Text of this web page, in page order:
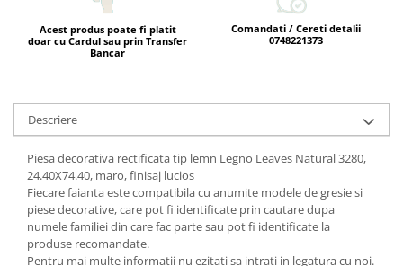
Acest produs poate fi platit
doar cu Cardul sau prin Transfer
Bancar
Comandati / Cereti detalii
0748221373
Descriere
Piesa decorativa rectificata tip lemn Legno Leaves Natural 3280,
24.40X74.40, maro, finisaj lucios
Fiecare faianta este compatibila cu anumite modele de gresie si
piese decorative, care pot fi identificate prin cautare dupa
numele familiei din care fac parte sau pot fi identificate la
produse recomandate.
Pentru mai multe informatii nu ezitati sa intrati in legatura cu noi.